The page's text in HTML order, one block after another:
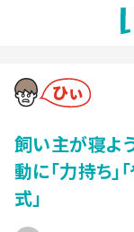
飼い主が寝よ
動に「力持ち」
式」